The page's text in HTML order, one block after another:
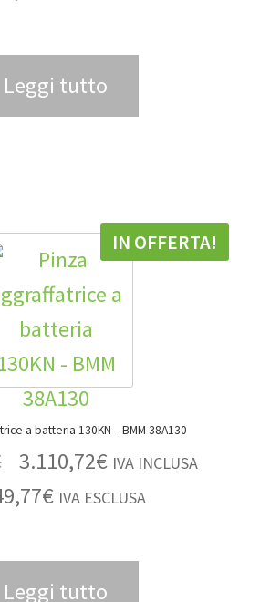
Leggi tutto
Pinza aggraffatrice a batteria 130KN – BMM 38A130
IN OFFERTA!
3.110,72€ IVA INCLUSA
€ IVA ESCLUSA
Leggi tutto